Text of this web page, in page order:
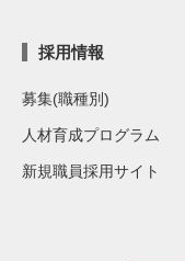
採用情報
募集(職種別)
人材育成プログラム
新規職員採用サイト